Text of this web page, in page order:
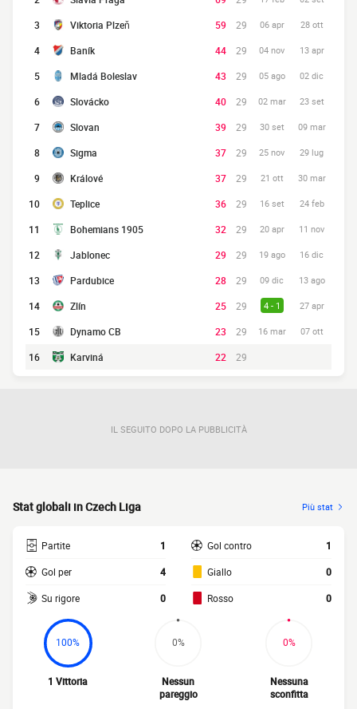
3 Viktoria Plzeň 59 29 06 apr 28 ott
4 Baník 44 29 04 nov 13 apr
5 Mladá Boleslav 43 29 05 ago 02 dic
6 Slovácko 40 29 02 mar 23 set
7 Slovan 39 29 30 set 09 mar
8 Sigma 37 29 25 nov 29 lug
9 Králové 37 29 21 ott 30 mar
10 Teplice 36 29 16 set 24 feb
11 Bohemians 1905 32 29 20 apr 11 nov
12 Jablonec 29 29 19 ago 16 dic
13 Pardubice 28 29 09 dic 13 ago
14 Zlín 25 29 4 - 1 27 apr
15 Dynamo CB 23 29 16 mar 07 ott
16 Karviná 22 29
IL SEGUITO DOPO LA PUBBLICITÀ
Stat globali in Czech Liga Più stat
Partite 1
Gol per 4
Su rigore 0
Gol contro 1
Giallo 0
Rosso 0
100%
1 Vittoria
0%
Nessun
pareggio
0%
Nessuna
sconfitta